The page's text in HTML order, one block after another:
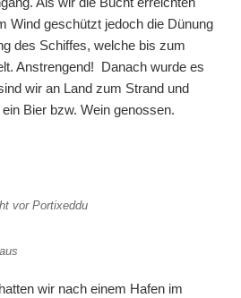
Wind geschützt jedoch die Dünung
des Schiffes, welche bis zum
Anstrengend! Danach wurde es
wir an Land zum Strand und
Bier bzw. Wein genossen.
vor Portixeddu
wir nach einem Hafen im